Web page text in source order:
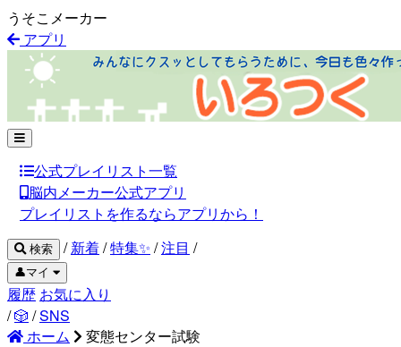
うそこメーカー
アプリ
公式プレイリスト一覧
脳内メーカー公式アプリ
プレイリストを作るならアプリから！
検索 / 新着/特集✨ /注目 /
👤マイ
履歴 お気に入り
/🎲 /SNS
ホーム
変態センター試験